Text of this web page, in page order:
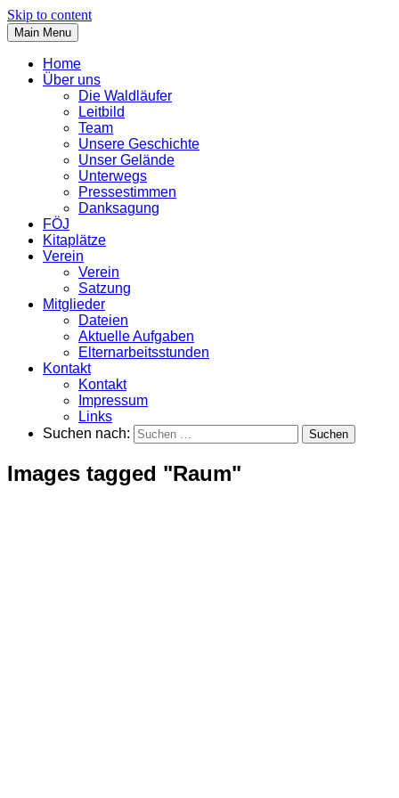
Skip to content
Main Menu
Home
Über uns
Die Waldläufer
Leitbild
Team
Unsere Geschichte
Unser Gelände
Unterwegs
Pressestimmen
Danksagung
FÖJ
Kitaplätze
Verein
Verein
Satzung
Mitglieder
Dateien
Aktuelle Aufgaben
Elternarbeitsstunden
Kontakt
Kontakt
Impressum
Links
Suchen nach:
Images tagged "Raum"